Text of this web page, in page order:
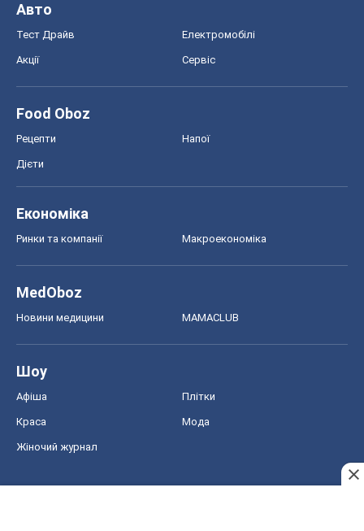
Авто
Тест Драйв Електромобілі
Акції Сервіс
Food Oboz
Рецепти Напої
Дієти
Економіка
Ринки та компанії Макроекономіка
MedOboz
Новини медицини MAMACLUB
Шоу
Афіша Плітки
Краса Мода
Жіночий журнал